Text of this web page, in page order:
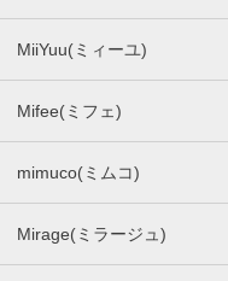
MiiYuu(ミィーユ)
Mifee(ミフェ)
mimuco(ミムコ)
Mirage(ミラージュ)